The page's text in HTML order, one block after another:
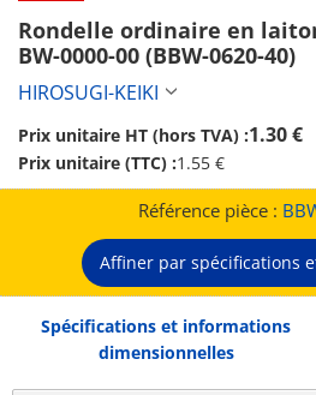
Rondelle ordinaire en
BW-0000-00 (BBW-0620-40)
HIROSUGI-KEIKI
Prix unitaire HT (hors TVA) :1.30 €
Prix unitaire (TTC) :1.55 €
Référence pièce :
Affiner par spécifications
Spécifications et informations
dimensionnelles